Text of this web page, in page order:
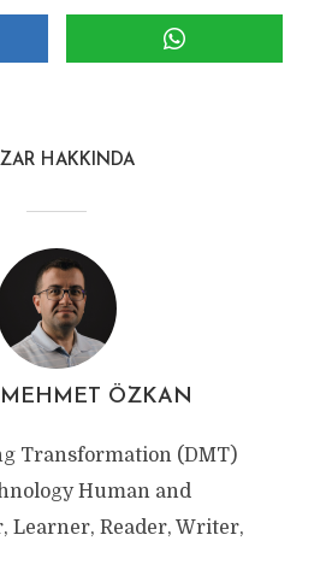
HAKKINDA
ÖZKAN
Transformation (DMT)
Human and
Learner, Reader, Writer,